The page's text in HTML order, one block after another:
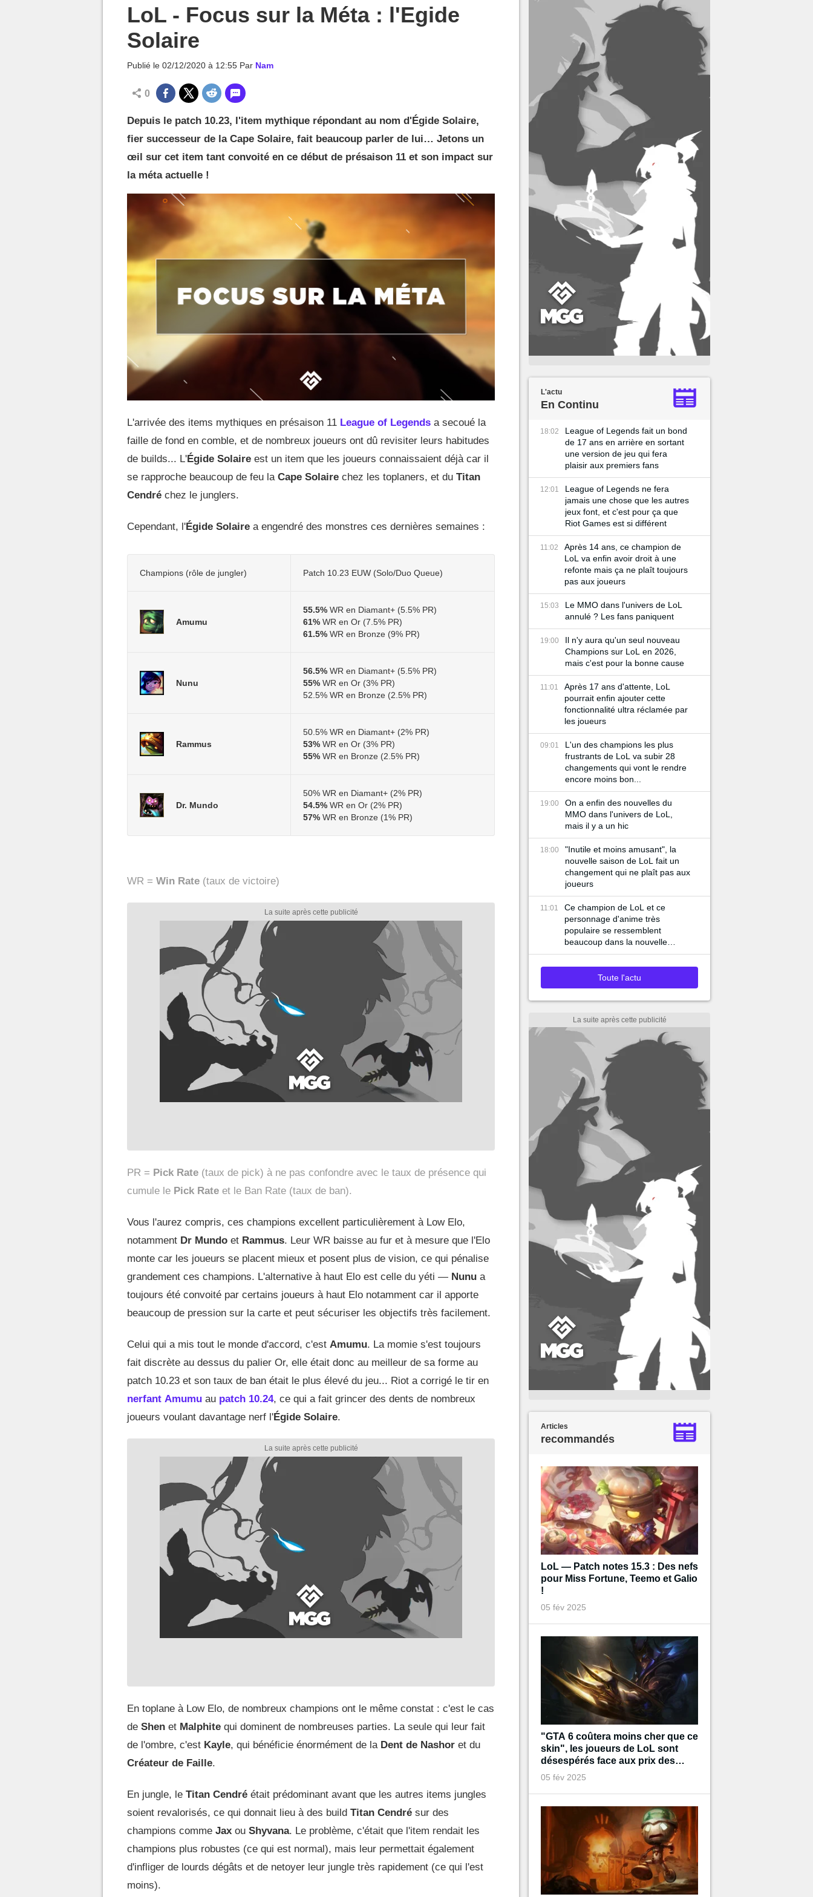
LoL - Focus sur la Méta : l'Egide
Solaire
Publié le 02/12/2020 à 12:55 Par Nam
0
Depuis le patch 10.23, l'item mythique répondant au nom d'Égide Solaire,
fier successeur de la Cape Solaire, fait beaucoup parler de lui… Jetons un
œil sur cet item tant convoité en ce début de présaison 11 et son impact sur
la méta actuelle !
L'arrivée des items mythiques en présaison 11 League of Legends a secoué la
faille de fond en comble, et de nombreux joueurs ont dû revisiter leurs habitudes
de builds... L'Égide Solaire est un item que les joueurs connaissaient déjà car il
se rapproche beaucoup de feu la Cape Solaire chez les toplaners, et du Titan
Cendré chez le junglers.
Cependant, l'Égide Solaire a engendré des monstres ces dernières semaines :
Champions (rôle de jungler) Patch 10.23 EUW (Solo/Duo Queue)
Amumu
55.5% WR en Diamant+ (5.5% PR)
61% WR en Or (7.5% PR)
61.5% WR en Bronze (9% PR)
Nunu
56.5% WR en Diamant+ (5.5% PR)
55% WR en Or (3% PR)
52.5% WR en Bronze (2.5% PR)
Rammus
50.5% WR en Diamant+ (2% PR)
53% WR en Or (3% PR)
55% WR en Bronze (2.5% PR)
Dr. Mundo
50% WR en Diamant+ (2% PR)
54.5% WR en Or (2% PR)
57% WR en Bronze (1% PR)
WR = Win Rate (taux de victoire)
PR = Pick Rate (taux de pick) à ne pas confondre avec le taux de présence qui
cumule le Pick Rate et le Ban Rate (taux de ban).
Vous l'aurez compris, ces champions excellent particulièrement à Low Elo,
notamment Dr Mundo et Rammus. Leur WR baisse au fur et à mesure que l'Elo
monte car les joueurs se placent mieux et posent plus de vision, ce qui pénalise
grandement ces champions. L'alternative à haut Elo est celle du yéti — Nunu a
toujours été convoité par certains joueurs à haut Elo notamment car il apporte
beaucoup de pression sur la carte et peut sécuriser les objectifs très facilement.
Celui qui a mis tout le monde d'accord, c'est Amumu. La momie s'est toujours
fait discrète au dessus du palier Or, elle était donc au meilleur de sa forme au
patch 10.23 et son taux de ban était le plus élevé du jeu... Riot a corrigé le tir en
nerfant Amumu au patch 10.24, ce qui a fait grincer des dents de nombreux
joueurs voulant davantage nerf l'Égide Solaire.
En toplane à Low Elo, de nombreux champions ont le même constat : c'est le cas
de Shen et Malphite qui dominent de nombreuses parties. La seule qui leur fait
de l'ombre, c'est Kayle, qui bénéficie énormément de la Dent de Nashor et du
Créateur de Faille.
En jungle, le Titan Cendré était prédominant avant que les autres items jungles
soient revalorisés, ce qui donnait lieu à des build Titan Cendré sur des
champions comme Jax ou Shyvana. Le problème, c'était que l'item rendait les
champions plus robustes (ce qui est normal), mais leur permettait également
d'infliger de lourds dégâts et de netoyer leur jungle très rapidement (ce qui l'est
moins).
L'actu
En Continu
18:02
League of Legends fait un bond
de 17 ans en arrière en sortant
une version de jeu qui fera
plaisir aux premiers fans
12:01
League of Legends ne fera
jamais une chose que les autres
jeux font, et c'est pour ça que
Riot Games est si différent
11:02
Après 14 ans, ce champion de
LoL va enfin avoir droit à une
refonte mais ça ne plaît toujours
pas aux joueurs
15:03
Le MMO dans l'univers de LoL
annulé ? Les fans paniquent
19:00
Il n'y aura qu'un seul nouveau
Champions sur LoL en 2026,
mais c'est pour la bonne cause
11:01
Après 17 ans d'attente, LoL
pourrait enfin ajouter cette
fonctionnalité ultra réclamée par
les joueurs
09:01
L'un des champions les plus
frustrants de LoL va subir 28
changements qui vont le rendre
encore moins bon...
19:00
On a enfin des nouvelles du
MMO dans l'univers de LoL,
mais il y a un hic
18:00
"Inutile et moins amusant", la
nouvelle saison de LoL fait un
changement qui ne plaît pas aux
joueurs
11:01
Ce champion de LoL et ce
personnage d'anime très
populaire se ressemblent
beaucoup dans la nouvelle
bande-annonce du jeu
Toute l'actu
Articles
recommandés
LoL — Patch notes 15.3 : Des nefs
pour Miss Fortune, Teemo et Galio
!
05 fév 2025
"GTA 6 coûtera moins cher que ce
skin", les joueurs de LoL sont
désespérés face aux prix des
prochains cosmétiques
05 fév 2025